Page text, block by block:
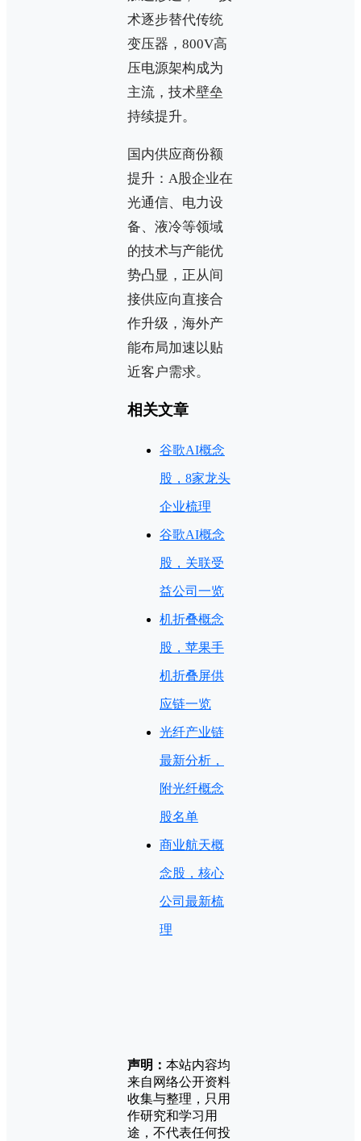
术逐步替代传统
变压器，800V高
压电源架构成为
主流，技术壁垒
持续提升。
国内供应商份额
提升：A股企业在
光通信、电力设
备、液冷等领域
的技术与产能优
势凸显，正从间
接供应向直接合
作升级，海外产
能布局加速以贴
近客户需求。
相关文章
谷歌AI概念
股，8家龙头
企业梳理
谷歌AI概念
股，关联受
益公司一览
机折叠概念
股，苹果手
机折叠屏供
应链一览
光纤产业链
最新分析，
附光纤概念
股名单
商业航天概
念股，核心
公司最新梳
理
声明： 本站内容均
来自网络公开资料
收集与整理，只用
作研究和学习用
途，不代表任何投